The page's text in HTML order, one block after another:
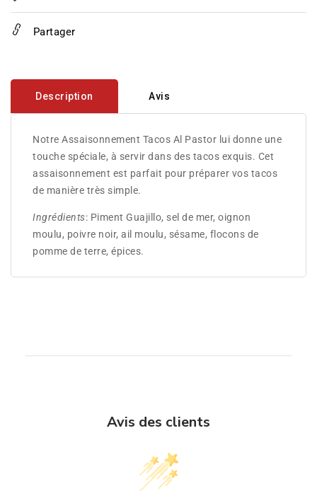
Partager
Description Avis
Notre Assaisonnement Tacos Al Pastor lui donne une
touche spéciale, à servir dans des tacos exquis. Cet
assaisonnement est parfait pour préparer vos tacos
de manière très simple.
Ingrédients: Piment Guajillo, sel de mer, oignon
moulu, poivre noir, ail moulu, sésame, flocons de
pomme de terre, épices.
Avis des clients